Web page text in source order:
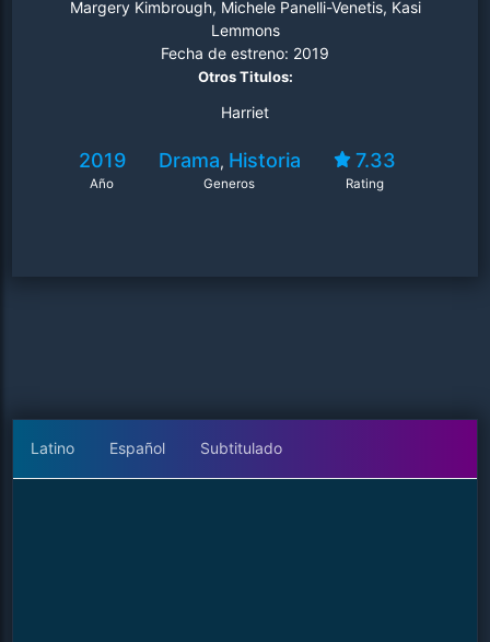
Margery Kimbrough, Michele Panelli-Venetis, Kasi
Lemmons
Fecha de estreno: 2019
Otros Titulos:
Harriet
2019
Año
Drama, Historia
Generos
7.33
Rating
Latino Español Subtitulado